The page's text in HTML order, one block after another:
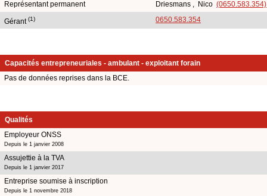
Représentant permanent
Driesmans , Nico (0650.583.354)
Gérant(1) 0650.583.354
Capacités entrepreneuriales - ambulant - exploitant forain
Pas de données reprises dans la BCE.
Qualités
Employeur ONSS
Depuis le 1 janvier 2008
Assujettie à la TVA
Depuis le 1 janvier 2017
Entreprise soumise à inscription
Depuis le 1 novembre 2018